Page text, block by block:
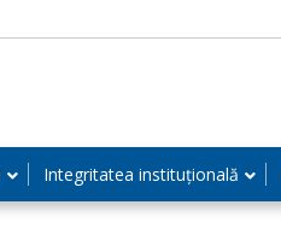
Integritatea instituțională